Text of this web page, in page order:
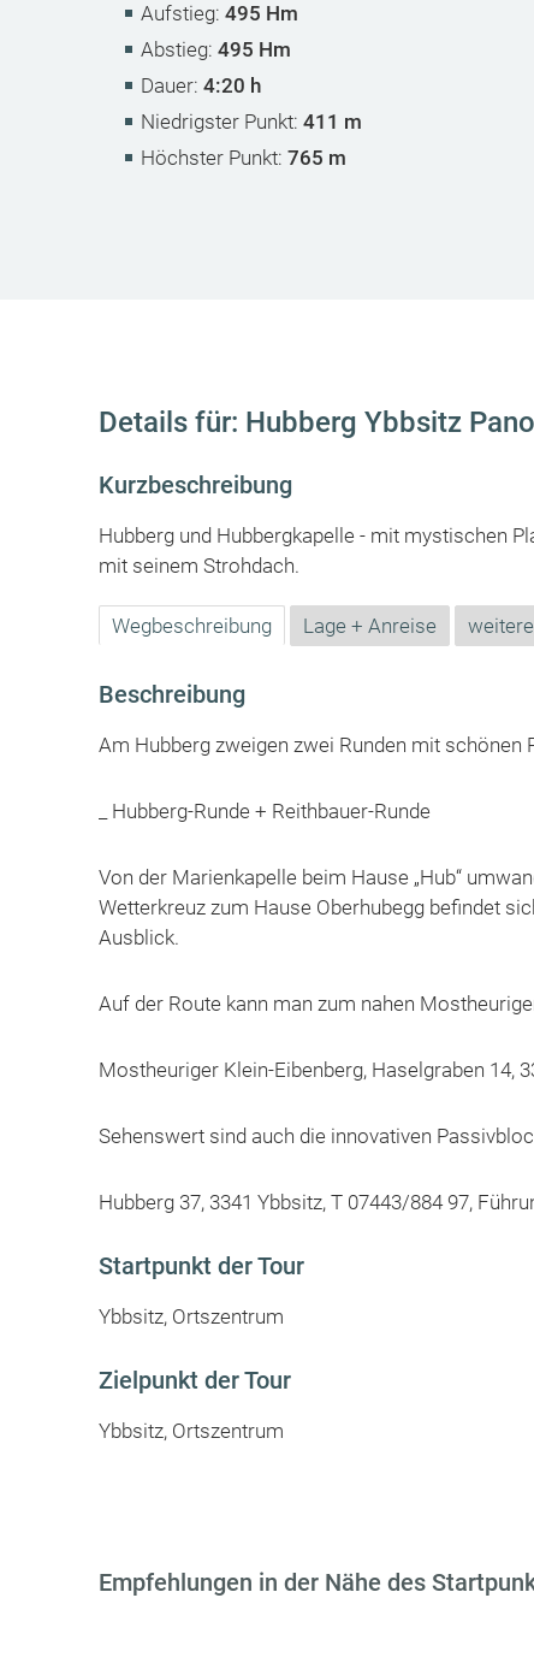
Aufstieg: 495 Hm
Abstieg: 495 Hm
Dauer: 4:20 h
Niedrigster Punkt: 411 m
Höchster Punkt: 765 m
Details für: Hubberg Ybbsitz
Kurzbeschreibung
Hubberg und Hubbergkapelle - mit mystischen
mit seinem Strohdach.
Wegbeschreibung Lage + Anreise
Beschreibung
Am Hubberg zweigen zwei Runden mit
_ Hubberg-Runde + Reithbauer-Runde
Von der Marienkapelle beim Hause „Hub“
Wetterkreuz zum Hause Oberhubegg befindet
Ausblick.
Auf der Route kann man zum nahen
Mostheuriger Klein-Eibenberg, Haselgraben 14,
Sehenswert sind auch die innovativen
Hubberg 37, 3341 Ybbsitz, T 07443/884 97,
Startpunkt der Tour
Ybbsitz, Ortszentrum
Zielpunkt der Tour
Ybbsitz, Ortszentrum
Empfehlungen in der Nähe des